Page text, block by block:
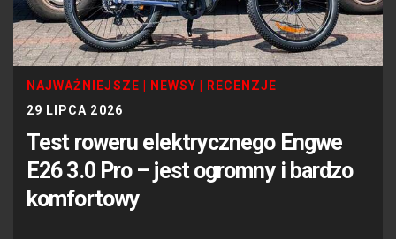
NAJWAŻNIEJSZE NEWSY
RECENZJE
29 LIPCA 2026
Test roweru elektrycznego Engwe
E26 3.0 Pro – jest ogromny i bardzo
komfortowy